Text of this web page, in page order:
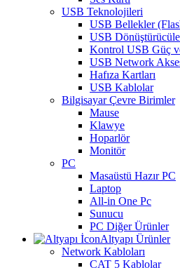
USB Teknolojileri
USB Bellekler
USB
Kontrol USB Güç
USB Network
Hafıza Kartları
USB Kablolar
Bilgisayar Çevre Birimler
Mause
Klawye
Hoparlör
Monitör
PC
Masaüstü Hazır PC
Laptop
All-in One Pc
Sunucu
PC Diğer Ürünler
Altyapı Ürünler
Network Kabloları
CAT 5 Kablolar